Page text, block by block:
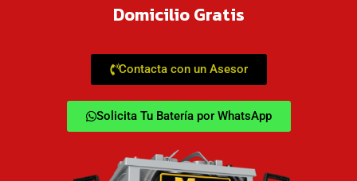
Domicilio Gratis
Contacta con un Asesor
Solicita Tu Batería por WhatsApp